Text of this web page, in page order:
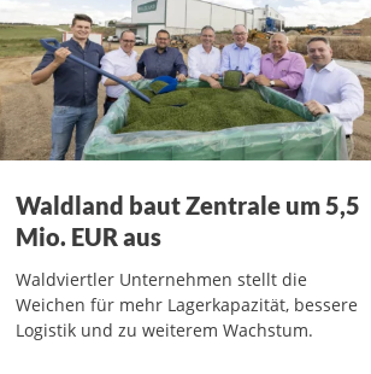
Waldland baut Zentrale um 5,5
Mio. EUR aus
Waldviertler Unternehmen stellt die
Weichen für mehr Lagerkapazität, bessere
Logistik und zu weiterem Wachstum.